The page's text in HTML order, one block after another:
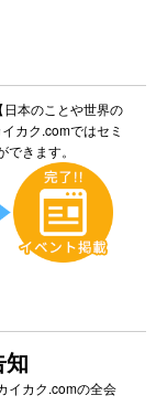
本のことや世界の
カク.comではセミ
きます。
イカク.comの全会